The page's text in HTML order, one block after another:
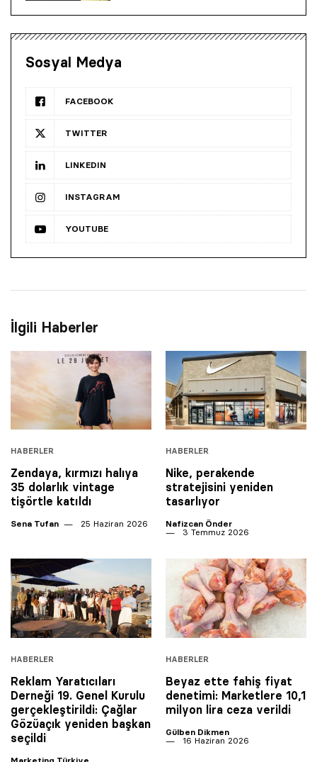
Sosyal Medya
FACEBOOK
TWITTER
LINKEDIN
INSTAGRAM
YOUTUBE
İlgili Haberler
HABERLER
Zendaya, kırmızı halıya
35 dolarlık vintage
tişörtle katıldı
Sena Tufan 25 Haziran 2026
HABERLER
Nike, perakende
stratejisini yeniden
tasarlıyor
Nafizcan Önder
3 Temmuz 2026
HABERLER
Reklam Yaratıcıları
Derneği 19. Genel Kurulu
gerçekleştirildi: Çağlar
Gözüaçık yeniden başkan
seçildi
HABERLER
Beyaz ette fahiş fiyat
denetimi: Marketlere 10,1
milyon lira ceza verildi
Gülben Dikmen
16 Haziran 2026